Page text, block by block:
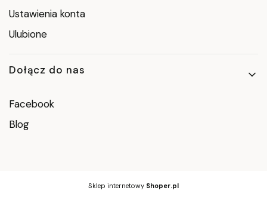
Ustawienia konta
Ulubione
Dołącz do nas
Facebook
Blog
Sklep internetowy Shoper.pl